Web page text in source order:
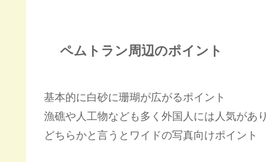
ペムトラン周辺のポイント
基本的に白砂に珊瑚が広がるポイント
漁礁や人工物なども多く外国人には人気があ
どちらかと言うとワイドの写真向けポイント